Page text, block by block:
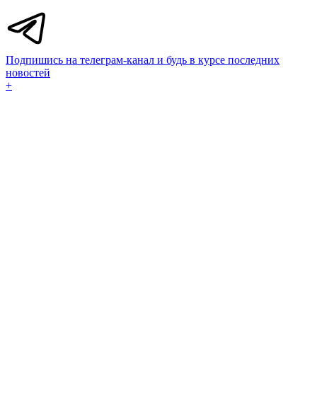
Подпишись на телеграм-канал и будь в курсе последних
новостей
+